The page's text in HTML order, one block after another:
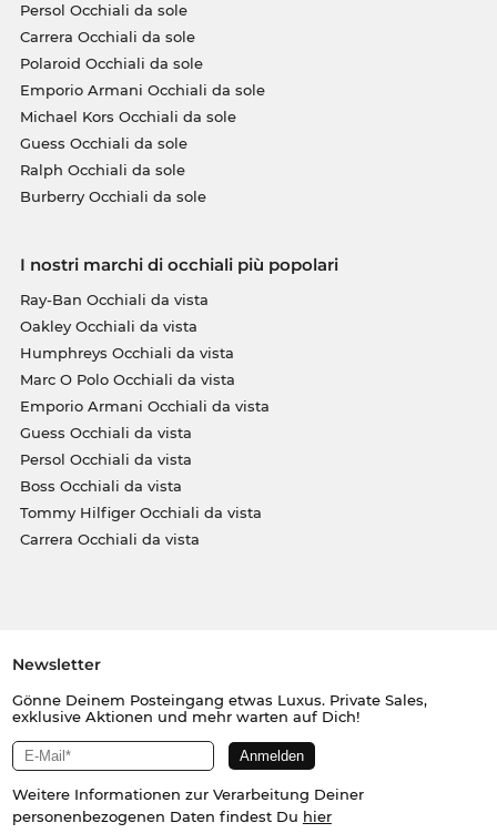
Persol Occhiali da sole
Carrera Occhiali da sole
Polaroid Occhiali da sole
Emporio Armani Occhiali da sole
Michael Kors Occhiali da sole
Guess Occhiali da sole
Ralph Occhiali da sole
Burberry Occhiali da sole
I nostri marchi di occhiali più popolari
Ray-Ban Occhiali da vista
Oakley Occhiali da vista
Humphreys Occhiali da vista
Marc O Polo Occhiali da vista
Emporio Armani Occhiali da vista
Guess Occhiali da vista
Persol Occhiali da vista
Boss Occhiali da vista
Tommy Hilfiger Occhiali da vista
Carrera Occhiali da vista
Newsletter
Gönne Deinem Posteingang etwas Luxus. Private Sales,
exklusive Aktionen und mehr warten auf Dich!
Weitere Informationen zur Verarbeitung Deiner
personenbezogenen Daten findest Du hier